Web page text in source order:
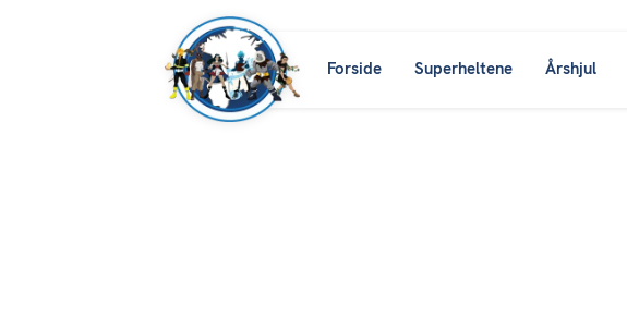
Forside Superheltene Årshjul